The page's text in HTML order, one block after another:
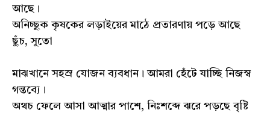
আছে।
অনিচ্ছুক কৃষকের লড়াইয়ের মাঠে প্রতারণায় পড়ে আছে
ছুঁচ, সুতো
মাঝখানে সহস্র যোজন ব্যবধান। আমরা হেঁটে যাচ্ছি নিজস্ব
গন্তব্যে।
অথচ ফেলে আসা আত্মার পাশে, নিঃশব্দে ঝরে পড়ছে বৃষ্টি